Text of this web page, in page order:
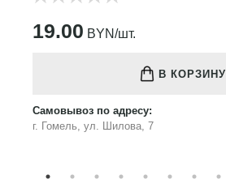
19.00 BYN/шт.
В КОРЗИНУ
Самовывоз по адресу:
г. Гомель, ул. Шилова, 7